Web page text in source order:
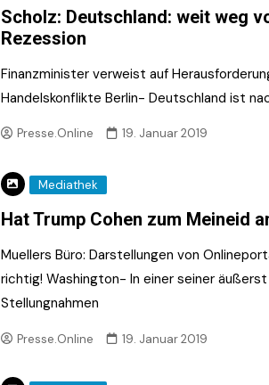
Scholz: Deutschland: weit weg
Rezession
Finanzminister verweist auf
Handelskonflikte Berlin- Deutschland ist
Presse.Online 19. Januar 2019
Mediathek
Hat Trump Cohen zum Meineid
Muellers Büro: Darstellungen von
richtig! Washington- In einer seiner
Stellungnahmen
Presse.Online 19. Januar 2019